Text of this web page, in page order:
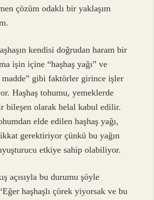
çözüm odaklı bir yaklaşım
kendisi doğrudan haram bir
işin içine “haşhaş yağı” ve
madde” gibi faktörler girince işler
Haşhaş tohumu, yemeklerde
bileşen olarak helal kabul edilir.
elde edilen haşhaş yağı,
gerektiriyor çünkü bu yağın
etkiye sahip olabiliyor.
açısıyla bu durumu şöyle
haşhaşlı çörek yiyorsak ve bu